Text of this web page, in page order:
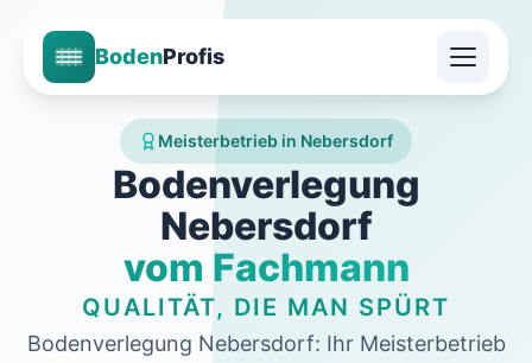
BodenProfis
Meisterbetrieb in Nebersdorf
Bodenverlegung
Nebersdorf
vom Fachmann
QUALITÄT, DIE MAN SPÜRT
Bodenverlegung Nebersdorf: Ihr Meisterbetrieb